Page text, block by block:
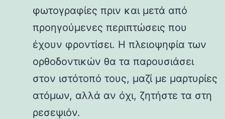
φωτογραφίες πριν και μετά από
προηγούμενες περιπτώσεις που
έχουν φροντίσει. Η πλειοψηφία των
ορθοδοντικών θα τα παρουσιάσει
στον ιστότοπό τους, μαζί με μαρτυρίες
ατόμων, αλλά αν όχι, ζητήστε τα στη
ρεσεψιόν.